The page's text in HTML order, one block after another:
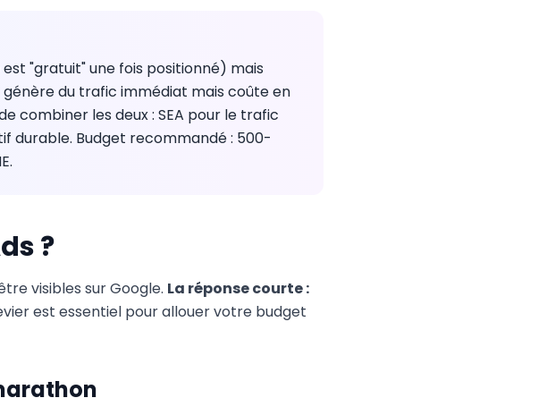
"gratuit" une fois positionné) mais
du trafic immédiat mais coûte en
combiner les deux : SEA pour le trafic
durable. Budget recommandé : 500-
?
visibles sur Google. La réponse courte :
est essentiel pour allouer votre budget